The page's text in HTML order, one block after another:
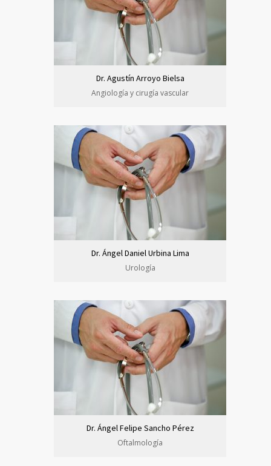
Dr. Agustín Arroyo Bielsa
Angiología y cirugía vascular
Dr. Ángel Daniel Urbina Lima
Urología
Dr. Ángel Felipe Sancho Pérez
Oftalmología